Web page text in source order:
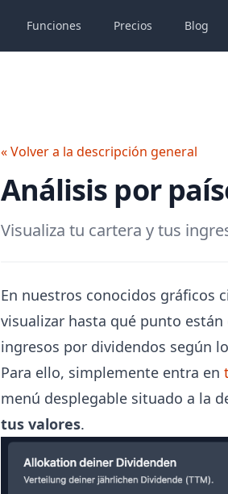
Funciones Precios Blog
« Volver a la descripción general
Análisis por
Visualiza tu cartera y tus
En nuestros conocidos gráficos
visualizar hasta qué punto
ingresos por dividendos según
Para ello, simplemente entra en
menú desplegable situado a la
tus valores.